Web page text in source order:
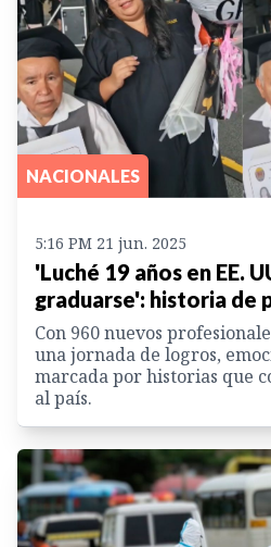
NACIONALES
5:16 PM 21 jun. 2025
'Luché 19 años en EE.
graduarse': historia de
Con 960 nuevos
una jornada de logros,
marcada por historias que
al país.